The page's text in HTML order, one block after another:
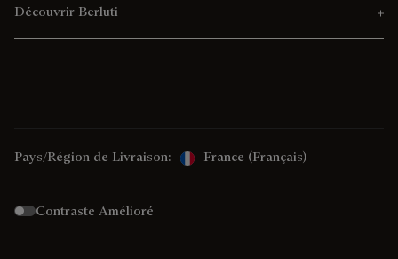
Découvrir Berluti
Pays/Région de Livraison: France (français)
Contraste Amélioré